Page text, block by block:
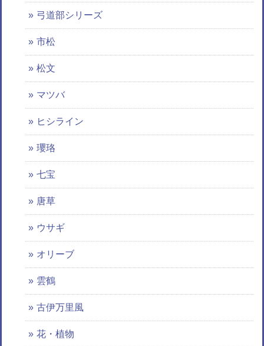
弓道部シリーズ
市松
松文
マツバ
ヒシライン
瓔珞
七宝
唐草
ウサギ
オリーブ
雲鶴
古伊万里風
花・植物